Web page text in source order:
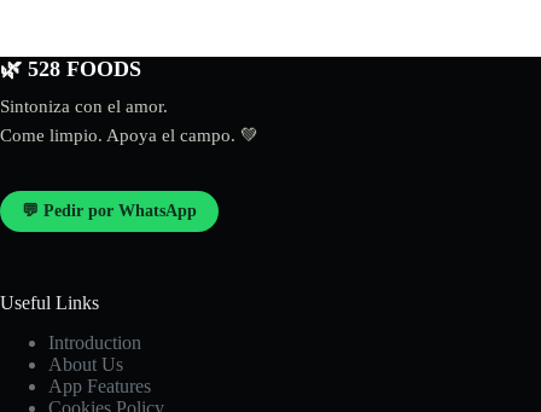
🌿 528 FOODS
Sintoniza con el amor.
Come limpio. Apoya el campo. 💚
💬 Pedir por WhatsApp
Useful Links
Introduction
About Us
App Features
Cookies Policy